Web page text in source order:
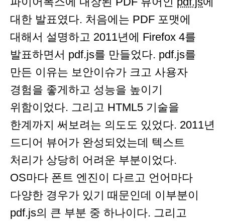
대한 발표였다. 처음에는 PDF 포맷에
대해서 설명하고 2011년에 Firefox 4를
발표하면서 pdf.js를 만들었다. pdf.js를
만든 이유는 보안이슈가 크고 사용자
경험을 좋게하고 성능을 높이기
위함이었다. 그리고 HTML5 기술을
한계까지 써보려는 의도도 있었다. 2011년
드디어 뷰어가 완성되었는데 텍스트
처리가 상당히 어려운 부분이었다.
OS마다 폰트 엔진이 다르고 언어마다
다양한 경우가 있기 때문인데 이부분이
pdf.js의 큰 부분 중 하나이다. 그리고